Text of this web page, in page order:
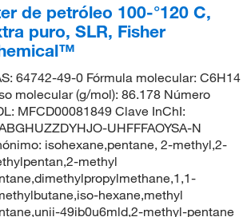
de petróleo 100-°120 C,
puro, SLR, Fisher
64742-49-0 Fórmula molecular: C6H14
molecular (g/mol): 86.178 Número
MFCD00081849 Clave InChI:
UHFFFAOYSA-N
isohexane,pentane, 2-methyl,2-
methyl
hexane,methyl
49ib0u6mld,2-methyl-pentane